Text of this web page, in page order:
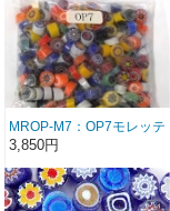
MROP-M7：OP7モレッテ
ィ・ミルフィオリミック
ス オパール7mm OP-7
100g/袋 26/03/30改定
3,850円